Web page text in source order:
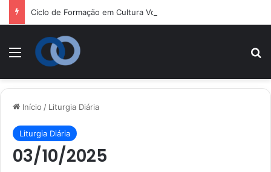
Menu
Início / Liturgia Diária
Liturgia Diária
03/10/2025